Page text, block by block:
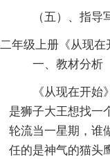
（五）、指导
二年级上册《从现
一、教材分析
《从现在开
是狮子大王想找一
轮流当一星期，谁
任的是神气的猫头